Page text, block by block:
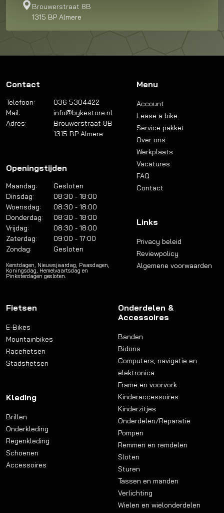
Brouwerstraat 8B
1315 BP Almere
Contact
Telefoon:
036 5304422
Mail:
info@bykestore.nl
Adres:
Brouwerstraat 8B
1315 BP Almere
Openingstijden
Maandag:
Gesloten
Dinsdag:
08:30 - 18:00
Woensdag:
08:30 - 18:00
Donderdag:
08:30 - 18:00
Vrijdag:
08:30 - 18:00
Zaterdag:
09:00 - 17:00
Zondag:
Gesloten
Kerstdagen, Nieuwsjaardag, Paasdagen,
Koningsdag, Hemelvaartsdag en
Pinksterdagen gesloten.
Menu
Account
Lease a bike
Service pakket
Over ons
Werkplaats
Vacatures
FAQ
Contact
Links
Privacy beleid
Reviewpolicy
Algemene voorwaarden
Fietsen
E-Bikes
Mountainbikes
Racefietsen
Stadsfietsen
Kleding
Brillen
Onderkleding
Regenkleding
Schoenen
Accessoires
Onderdelen &
Accessoires
Banden
Bidons
Computers, navigatie en
elektronica
Frame en voorvork
Kinderaccessoires
Kinderzitjes
Onderdelen/Reparatie
Pompen
Remmen en remdelen
Sloten
Sturen
Tassen en manden
Verlichting
Wielen en wielonderdelen